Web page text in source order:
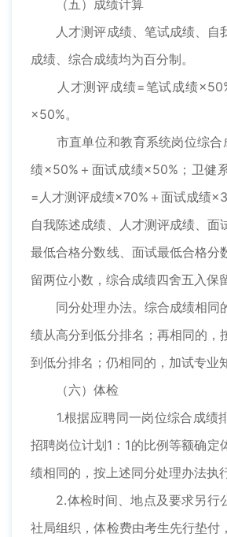
（五）成绩计算
人才测评成绩、笔试成绩、自
成绩、综合成绩均为百分制。
人才测评成绩=笔试成绩
×50%。
市直单位和教育系统岗位综合
绩×50%＋面试成绩×50%；卫健
=人才测评成绩×70%＋面试成绩
自我陈述成绩、人才测评成绩、面
最低合格分数线、面试最低合格分
留两位小数，综合成绩四舍五入保
同分处理办法。综合成绩相同
绩从高分到低分排名；再相同的，
到低分排名；仍相同的，加试专业
（六）体检
1.根据应聘同一岗位综合成绩
招聘岗位计划1：1的比例等额确定
绩相同的，按上述同分处理办法执行
2.体检时间、地点及要求另行
社局组织，体检费由考生先行垫付